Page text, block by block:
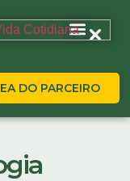
DO PARCEIRO